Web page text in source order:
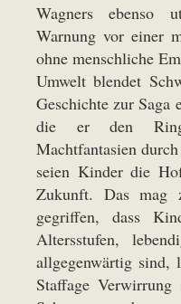
Wagners ebenso
Warnung vor einer
ohne menschliche
Umwelt blendet
Geschichte zur Saga
die er den
Machtfantasien
seien Kinder die
Zukunft. Das mag
gegriffen, dass
Altersstufen,
allgegenwärtig sind,
Staffage